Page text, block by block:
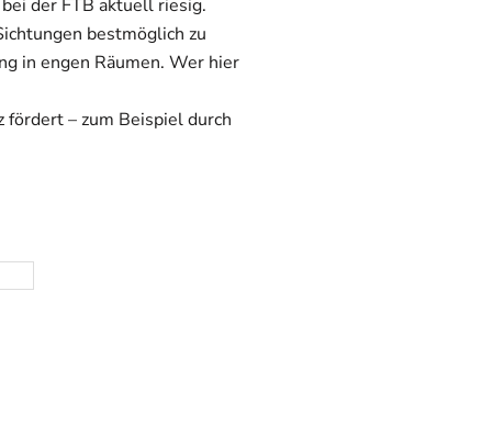
der FTB aktuell riesig.
bestmöglich zu
in engen Räumen. Wer hier
fördert – zum Beispiel durch